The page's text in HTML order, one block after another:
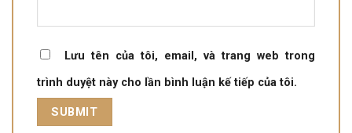
Lưu tên của tôi, email, và trang web trong
trình duyệt này cho lần bình luận kế tiếp của tôi.